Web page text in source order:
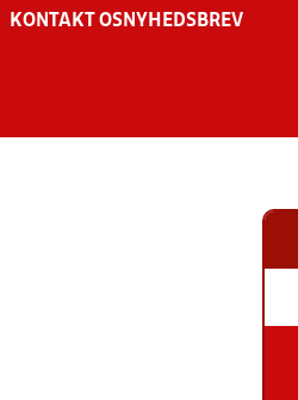
KONTAKT OS NYHEDSBREV